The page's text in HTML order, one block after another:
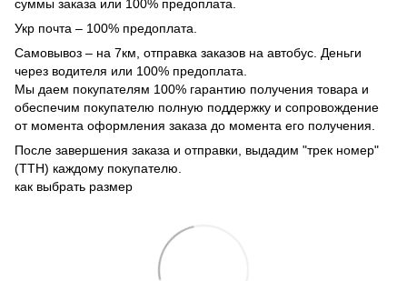
суммы заказа или 100% предоплата.
Укр почта – 100% предоплата.
Самовывоз – на 7км, отправка заказов на автобус. Деньги
через водителя или 100% предоплата.
Мы даем покупателям 100% гарантию получения товара и
обеспечим покупателю полную поддержку и сопровождение
от момента оформления заказа до момента его получения.
После завершения заказа и отправки, выдадим "трек номер"
(ТТН) каждому покупателю.
как выбрать размер